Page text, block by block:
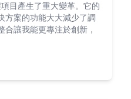
目產生了重大變革。它的
方案的功能大大減少了調
讓我能更專注於創新，